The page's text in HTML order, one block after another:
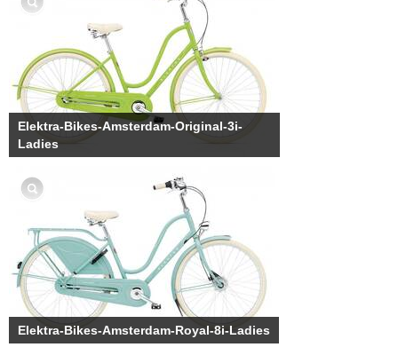
Elektra-Bikes-Amsterdam-Original-3i-
Ladies
Elektra-Bikes-Amsterdam-Royal-8i-Ladies